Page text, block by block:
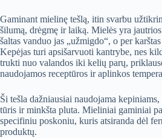
Gaminant mielinę tešlą, itin svarbu
šilumą, drėgmę ir laiką. Mielės yra
šaltas vanduo jas „užmigdo“, o per
Kepėjas turi apsišarvuoti kantrybe, nes
trukti nuo valandos iki kelių parų,
naudojamos receptūros ir aplinkos
Ši tešla dažniausiai naudojama
tūris ir minkšta pluta. Mieliniai gaminiai
specifiniu poskoniu, kuris atsiranda dėl
produktų.